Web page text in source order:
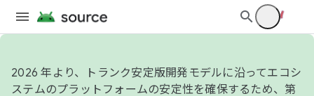
2026 年より、トランク安定版開発モデルに沿ってエコシ
ステムのプラットフォームの安定性を確保するため、第